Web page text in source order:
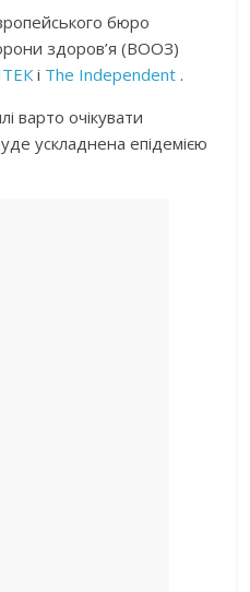
бюро
здоров’я (ВООЗ)
і The Independent .
варто очікувати
ускладнена епідемією